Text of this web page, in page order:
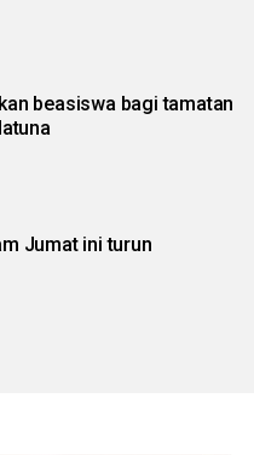
beasiswa bagi tamatan
Jumat ini turun